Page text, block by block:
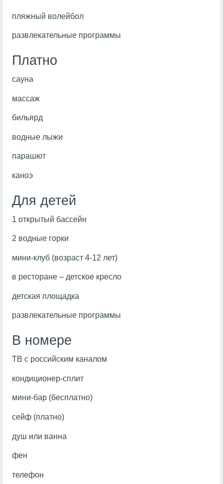
пляжный волейбол
развлекательные программы
Платно
сауна
массаж
бильярд
водные лыжи
парашют
каноэ
Для детей
1 открытый бассейн
2 водные горки
мини-клуб (возраст 4-12 лет)
в ресторане – детское кресло
детская площадка
развлекательные программы
В номере
ТВ с российским каналом
кондиционер-сплит
мини-бар (бесплатно)
сейф (платно)
душ или ванна
фен
телефон